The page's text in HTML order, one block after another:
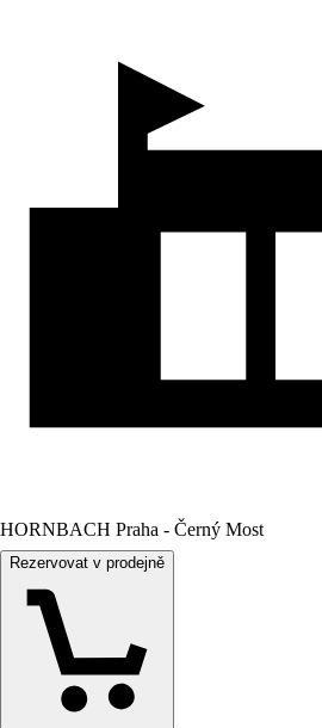
HORNBACH Praha - Černý Most
Rezervovat v prodejně